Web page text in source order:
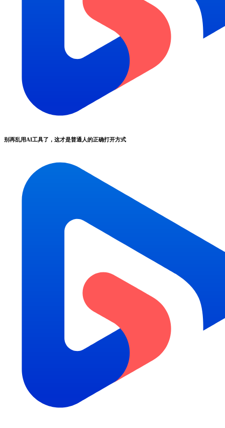
别再乱用AI工具了，这才是普通人的正确打开方式